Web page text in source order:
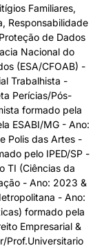
Familiares,
Responsabilidade
de Dados
Nacional do
(ESA/CFOAB) -
Trabalhista -
Perícias/Pós-
formado pela
ESABI/MG - Ano:
Polis das Artes -
pelo IPED/SP -
TI (Ciências da
- Ano: 2023 &
- Ano:
formado pela
Empresarial &
Prof.Universitario